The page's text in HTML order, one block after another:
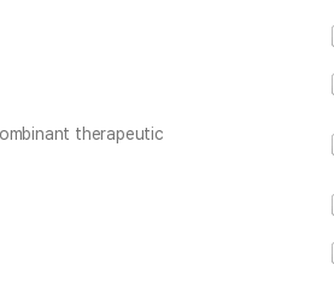
therapeutic